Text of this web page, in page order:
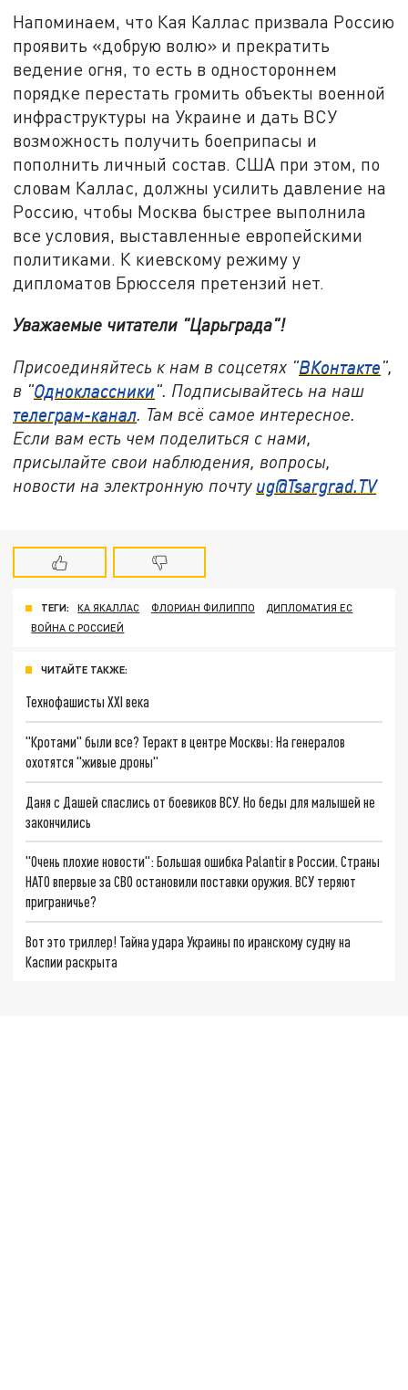
Напоминаем, что Кая Каллас призвала Россию
проявить «добрую волю» и прекратить
ведение огня, то есть в одностороннем
порядке перестать громить объекты военной
инфраструктуры на Украине и дать ВСУ
возможность получить боеприпасы и
пополнить личный состав. США при этом, по
словам Каллас, должны усилить давление на
Россию, чтобы Москва быстрее выполнила
все условия, выставленные европейскими
политиками. К киевскому режиму у
дипломатов Брюсселя претензий нет.
Уважаемые читатели "Царьграда"!
Присоединяйтесь к нам в соцсетях "ВКонтакте",
в "Одноклассники". Подписывайтесь на наш
телеграм-канал. Там всё самое интересное.
Если вам есть чем поделиться с нами,
присылайте свои наблюдения, вопросы,
новости на электронную почту ug@Tsargrad.TV
ТЕГИ: КА ЯКАЛЛАС ФЛОРИАН ФИЛИППО
ДИПЛОМАТИЯ ЕС
ВОЙНА С РОССИЕЙ
ЧИТАЙТЕ ТАКЖЕ:
Технофашисты XXI века
"Кротами" были все? Теракт в центре Москвы: На генералов
охотятся "живые дроны"
Даня с Дашей спаслись от боевиков ВСУ. Но беды для малышей не
закончились
"Очень плохие новости": Большая ошибка Palantir в России. Страны
НАТО впервые за СВО остановили поставки оружия. ВСУ теряют
приграничье?
Вот это триллер! Тайна удара Украины по иранскому судну на
Каспии раскрыта